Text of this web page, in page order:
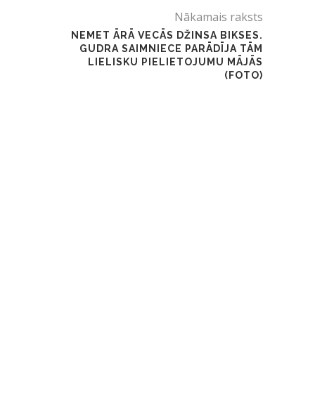
Nākamais raksts
NEMET ĀRĀ VECĀS DŽINSA BIKSES.
GUDRA SAIMNIECE PARĀDĪJA TĀM
LIELISKU PIELIETOJUMU MĀJĀS
(FOTO)